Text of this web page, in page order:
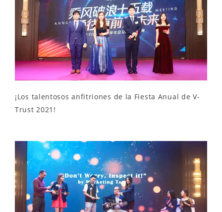
¡Los talentosos anfitriones de la Fiesta Anual de V-
Trust 2021!